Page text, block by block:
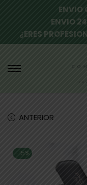
ENVIO
ENVIO
¿ERES
ANTERIOR
-15%